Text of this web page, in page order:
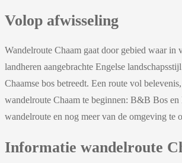
Volop afwisseling
Wandelroute Chaam gaat door gebied waar in
landheren aangebrachte Engelse
Chaamse bos betreedt. Een route vol
wandelroute Chaam te beginnen: B&B Bos
wandelroute en nog meer van de omgeving te
Informatie wandelroute